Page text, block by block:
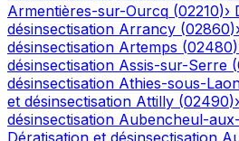
Armentières-sur-Ourcq (02210)›
désinsectisation Arrancy (02860)›
désinsectisation Artemps (02480)
désinsectisation Assis-sur-Serre (
désinsectisation Athies-sous-
et désinsectisation Attilly (02490)›
désinsectisation Aubencheul-